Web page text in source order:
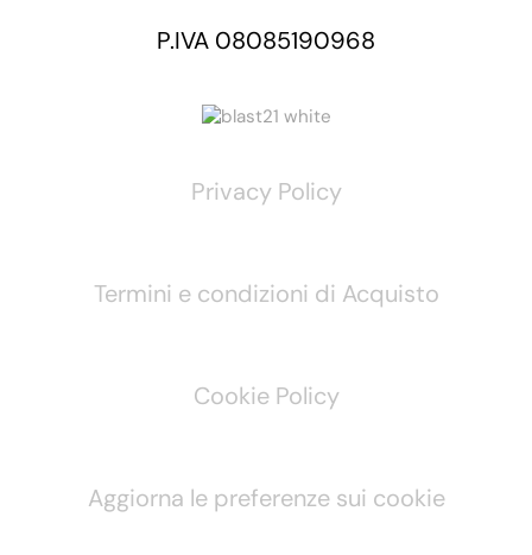
P.IVA 08085190968
Privacy Policy
Termini e condizioni di Acquisto
Cookie Policy
Aggiorna le preferenze sui cookie